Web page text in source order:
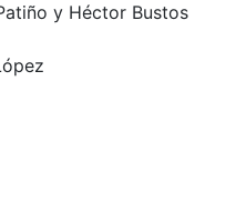
y Héctor Bustos